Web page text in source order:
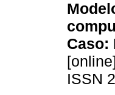
Caso:
ISSN